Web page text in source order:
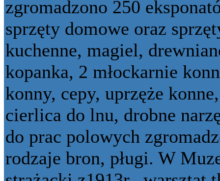
zgromadzono 250
sprzęty domowe oraz
kuchenne, magiel,
kopanka, 2 młockarnie
konny, cepy, uprzęże
cierlica do lnu, drobne
do prac polowych
rodzaje bron, pługi. W